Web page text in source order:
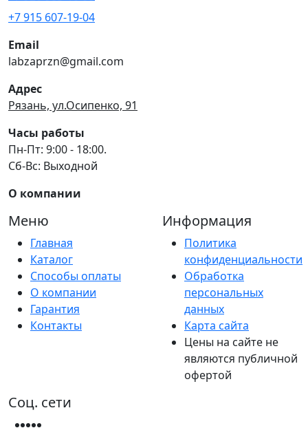
+7 915 607-19-04
Email
labzaprzn@gmail.com
Адрес
Рязань, ул.Осипенко, 91
Часы работы
Пн-Пт: 9:00 - 18:00.
Сб-Вс: Выходной
О компании
Меню
Главная
Каталог
Способы оплаты
О компании
Гарантия
Контакты
Информация
Политика
конфиденциальности
Обработка
персональных
данных
Карта сайта
Цены на сайте не
являются публичной
офертой
Соц. сети